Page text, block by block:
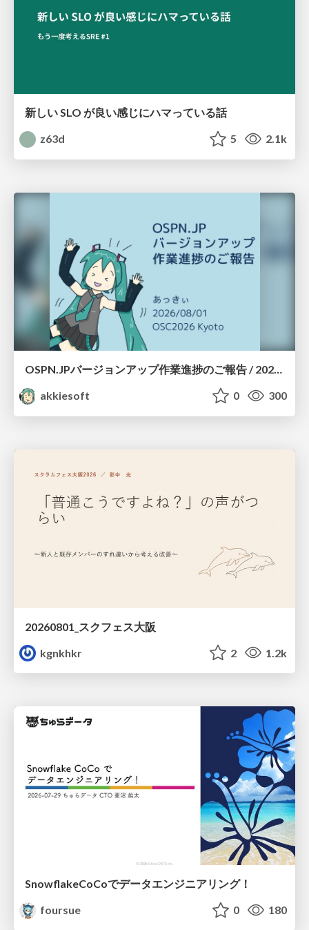
新しい SLO が良い感じにハマっている話
z63d
5 2.1k
OSPN.JPバージョンアップ作業進捗のご報告 / 20260801-osc26kyoto
akkiesoft
0 300
20260801_スクフェス大阪
kgnkhkr
2 1.2k
SnowflakeCoCoでデータエンジニアリング！
foursue
0 180